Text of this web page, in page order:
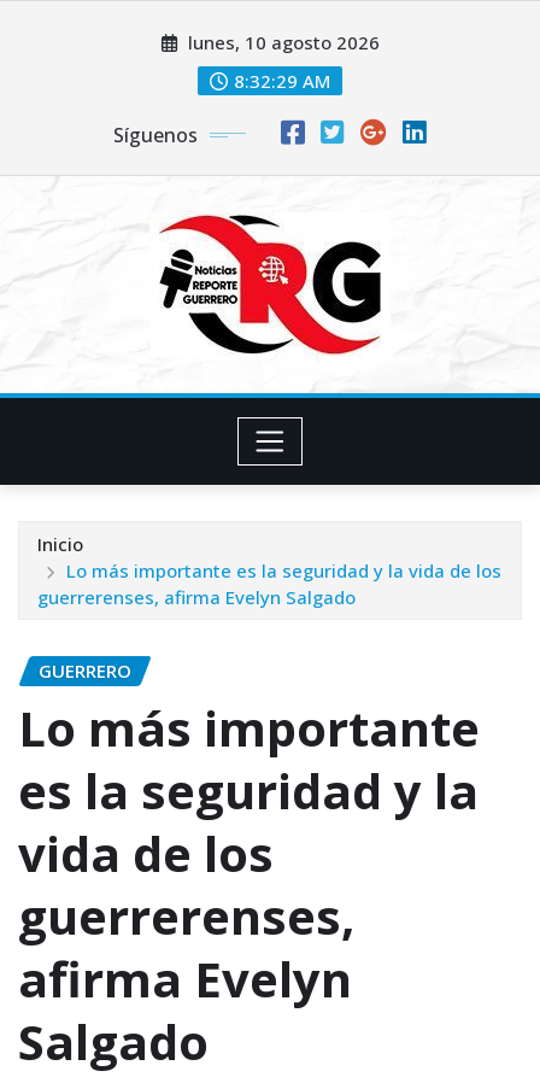
lunes, 10 agosto 2026
8:32:29 AM
Síguenos
Inicio
Lo más importante es la seguridad y la vida de los
guerrerenses, afirma Evelyn Salgado
GUERRERO
Lo más importante
es la seguridad y la
vida de los
guerrerenses,
afirma Evelyn
Salgado